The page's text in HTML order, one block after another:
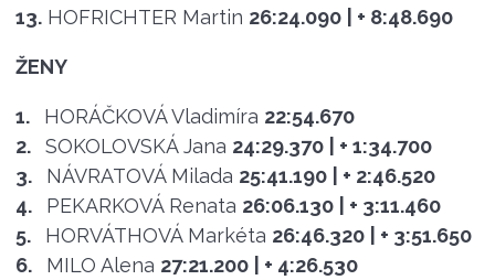
13. HOFRICHTER Martin 26:24.090 | + 8:48.690
ŽENY
1. HORÁČKOVÁ Vladimíra 22:54.670
2.
SOKOLOVSKÁ Jana 24:29.370
| + 1:34.700
3.
NÁVRATOVÁ Milada 25:41.190
| + 2:46.520
4.
PEKARKOVÁ Renata 26:06.130
| + 3:11.460
5.
HORVÁTHOVÁ Markéta 26:46.320
| + 3:51.650
6.
MILO Alena 27:21.200
| + 4:26.530